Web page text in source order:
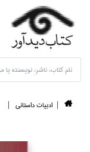
ادبيات داستاني